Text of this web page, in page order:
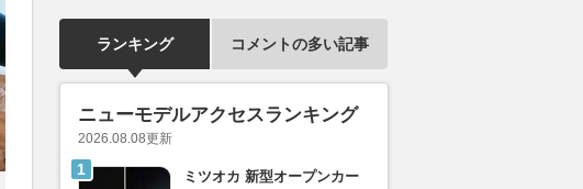
ランキング コメントの多い記事
ニューモデルアクセスランキング
2026.08.08更新
ミツオカ 新型オープンカー